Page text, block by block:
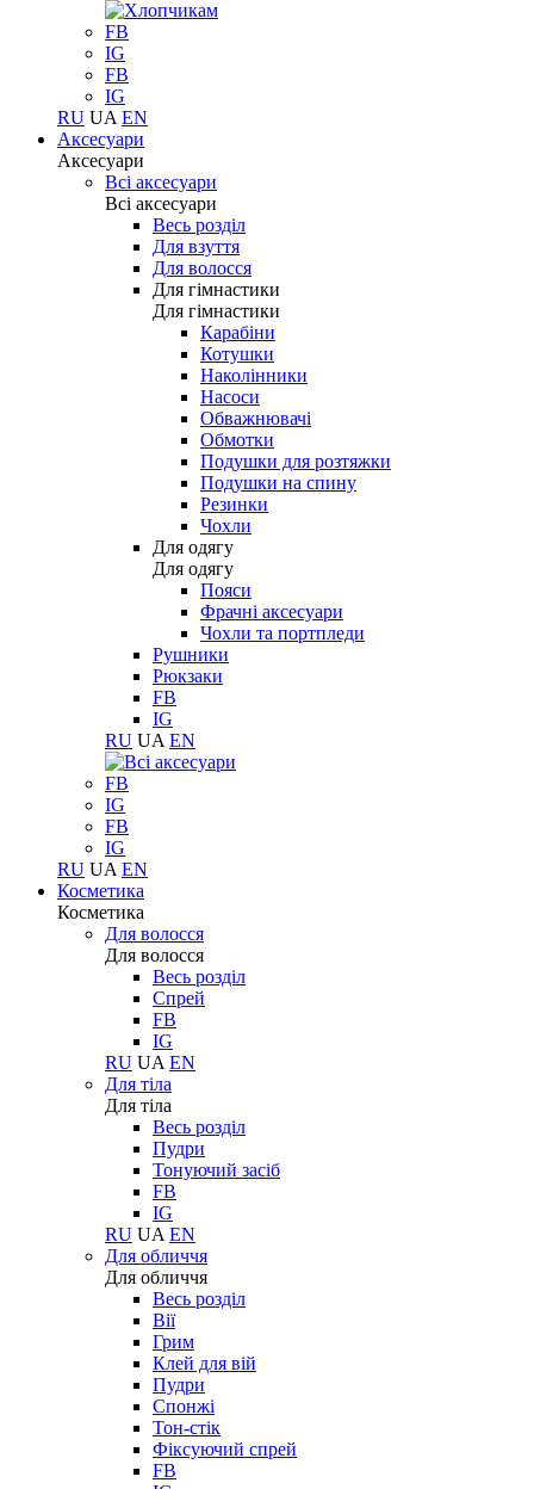
FB
IG
FB
IG
RU UA EN
Аксесуари
Аксесуари
Всі аксесуари
Всі аксесуари
Весь розділ
Для взуття
Для волосся
Для гімнастики
Для гімнастики
Карабіни
Котушки
Наколінники
Насоси
Обважнювачі
Обмотки
Подушки для розтяжки
Подушки на спину
Резинки
Чохли
Для одягу
Для одягу
Пояси
Фрачні аксесуари
Чохли та портпледи
Рушники
Рюкзаки
FB
IG
RU UA EN
FB
IG
FB
IG
RU UA EN
Косметика
Косметика
Для волосся
Для волосся
Весь розділ
Спрей
FB
IG
RU UA EN
Для тіла
Для тіла
Весь розділ
Пудри
Тонуючий засіб
FB
IG
RU UA EN
Для обличчя
Для обличчя
Весь розділ
Вії
Грим
Клей для вій
Пудри
Спонжі
Тон-стік
Фіксуючий спрей
FB